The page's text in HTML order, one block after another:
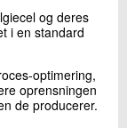
og deres
i en standard
optimering,
oprensningen
de producerer.